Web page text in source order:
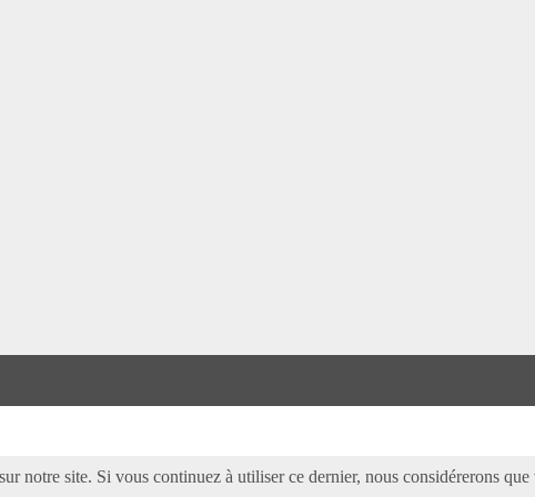
notre site. Si vous continuez à utiliser ce dernier, nous considérerons